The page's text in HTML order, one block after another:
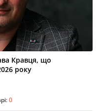
Кравця, що
року
0